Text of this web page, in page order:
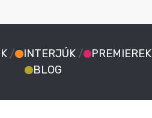
/ INTERJÚK / PREMIEREK
BLOG